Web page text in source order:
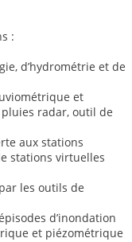
:
d’hydrométrie et de
et
radar, outil de
aux stations
stations virtuelles
les outils de
d’inondation
et piézométrique